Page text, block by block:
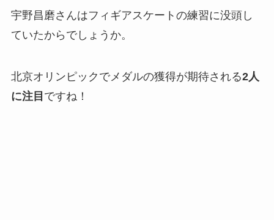
宇野昌磨さんはフィギアスケートの練習に没頭し
ていたからでしょうか。
北京オリンピックでメダルの獲得が期待される2人
に注目 ですね！